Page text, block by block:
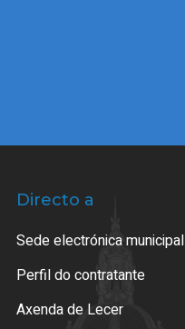
Directo a
Sede electrónica municipal
Perfil do contratante
Axenda de Lecer